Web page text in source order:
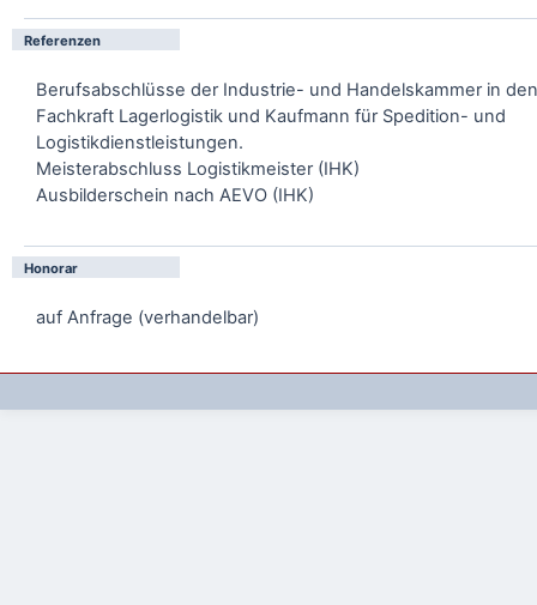
Referenzen
Berufsabschlüsse der Industrie- und Handelskammer in
Fachkraft Lagerlogistik und Kaufmann für Spedition- und
Logistikdienstleistungen.
Meisterabschluss Logistikmeister (IHK)
Ausbilderschein nach AEVO (IHK)
Honorar
auf Anfrage (verhandelbar)